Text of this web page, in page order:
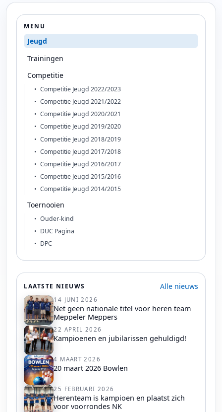
MENU
Jeugd
Trainingen
Competitie
Competitie Jeugd 2022/2023
Competitie Jeugd 2021/2022
Competitie Jeugd 2020/2021
Competitie Jeugd 2019/2020
Competitie Jeugd 2018/2019
Competitie Jeugd 2017/2018
Competitie Jeugd 2016/2017
Competitie Jeugd 2015/2016
Competitie Jeugd 2014/2015
Toernooien
Ouder-kind
DUC Pagina
DPC
LAATSTE NIEUWS Alle nieuws
14 JUNI 2026
Net geen nationale titel voor heren team
Meppeler Meppers
22 APRIL 2026
Kampioenen en jubilarissen gehuldigd!
4 MAART 2026
20 maart 2026 Bowlen
25 FEBRUARI 2026
Herenteam is kampioen en plaatst zich
voor voorrondes NK